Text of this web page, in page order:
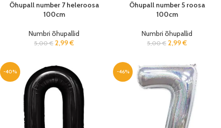
Õhupall number 7 heleroosa
100cm
Numbri õhupallid
5,00€ 2,99€
Õhupall number 5 roosa
100cm
Numbri õhupallid
5,00€ 2,99€
-40% -46%